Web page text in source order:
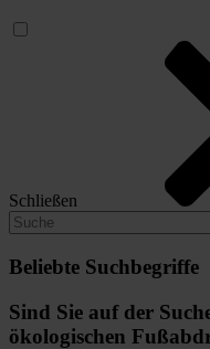
Schließen
Beliebte Suchbegriffe
Sind Sie auf der
ökologischen